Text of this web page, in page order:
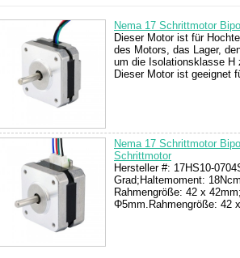
Nema 17 Schrittmotor
Dieser Motor ist für
des Motors, das Lager,
um die Isolationsklasse H
Dieser Motor ist geeignet
Nema 17 Schrittmotor
Schrittmotor
Hersteller #: 17HS10-
Grad;Haltemoment:
Rahmengröße: 42 x
Φ5mm.Rahmengröße: 42